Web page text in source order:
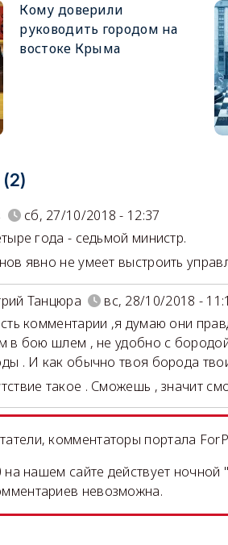
Кому доверили
руководить городом на
востоке Крыма
сб, 27/10/2018 - 12:37
года - седьмой министр.
явно не умеет выстроить
Танцюра
вс, 28/10/2018 -
комментарии ,я думаю они
в бою шлем , не удобно с
. И как обычно твоя борода
такое . Сможешь , значит
комментаторы портала
на нашем сайте действует
невозможна.